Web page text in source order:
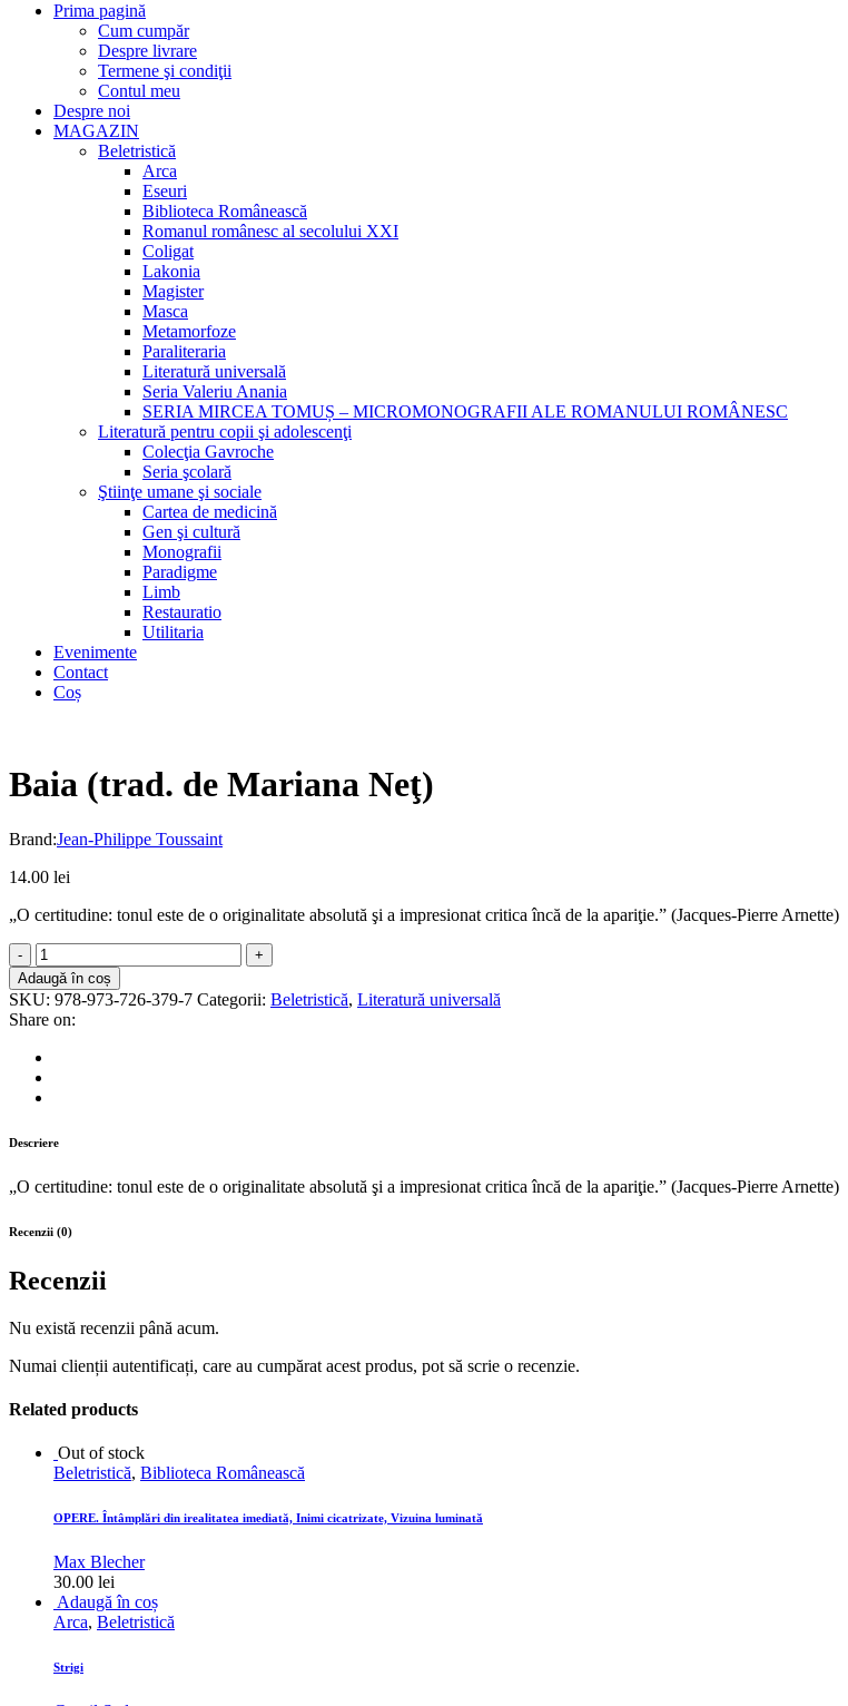
Prima pagină
Cum cumpăr
Despre livrare
Termene şi condiţii
Contul meu
Despre noi
MAGAZIN
Beletristică
Arca
Eseuri
Biblioteca Românească
Romanul românesc al secolului XXI
Coligat
Lakonia
Magister
Masca
Metamorfoze
Paraliteraria
Literatură universală
Seria Valeriu Anania
SERIA MIRCEA TOMUȘ – MICROMONOGRAFII ALE ROMANULUI ROMÂNESC
Literatură pentru copii şi adolescenţi
Colecţia Gavroche
Seria şcolară
Ştiinţe umane şi sociale
Cartea de medicină
Gen şi cultură
Monografii
Paradigme
Limb
Restauratio
Utilitaria
Evenimente
Contact
Coș
Baia (trad. de Mariana Neţ)
Brand:Jean-Philippe Toussaint
14.00 lei
„O certitudine: tonul este de o originalitate absolută şi a impresionat critica încă de la apariţie.” (Jacques-Pierre Arnette)
Baia
(trad.
de
Mariana
Neţ)
quantity
Adaugă în coș
SKU: 978-973-726-379-7 Categorii: Beletristică, Literatură universală
Share on:
Descriere
„O certitudine: tonul este de o originalitate absolută şi a impresionat critica încă de la apariţie.” (Jacques-Pierre Arnette)
Recenzii (0)
Recenzii
Nu există recenzii până acum.
Numai clienții autentificați, care au cumpărat acest produs, pot să scrie o recenzie.
Related products
Out of stock
Beletristică, Biblioteca Românească
OPERE. Întâmplări din irealitatea imediată, Inimi cicatrizate, Vizuina luminată
Max Blecher
30.00 lei
Adaugă în coș
Arca, Beletristică
Strigi